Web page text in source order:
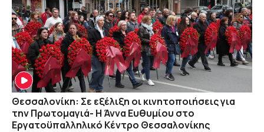
Θεσσαλονίκη: Σε εξέλιξη οι κινητοποιήσεις για
την Πρωτομαγιά- Η Άννα Ευθυμίου στο
Εργατοϋπαλληλικό Κέντρο Θεσσαλονίκης